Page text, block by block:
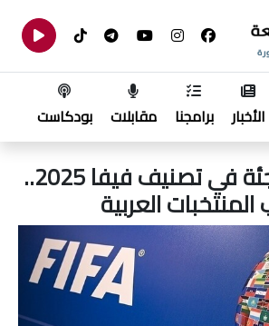
الأخبار برامجنا مقابلات بودكاست
تغييرات مفاجئة في تصنيف فيفا 2025..
المنتخبات العربية